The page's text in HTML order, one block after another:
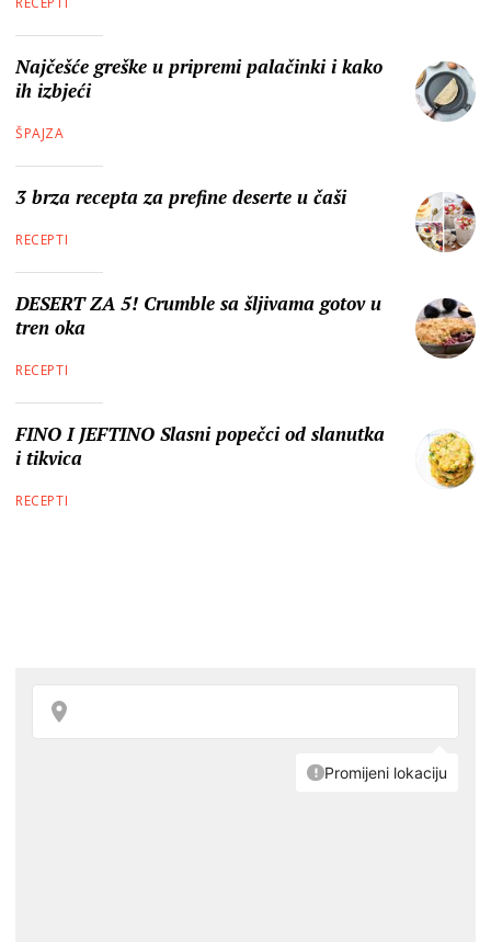
Najčešće greške u pripremi palačinki i kako
ih izbjeći
ŠPAJZA
3 brza recepta za prefine deserte u čaši
RECEPTI
DESERT ZA 5! Crumble sa šljivama gotov u
tren oka
RECEPTI
FINO I JEFTINO Slasni popečci od slanutka
i tikvica
RECEPTI